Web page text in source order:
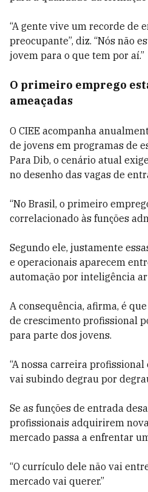
“A gente vive um recorde de
preocupante”, diz. “Nós não
jovem para o que tem por aí.”
O primeiro emprego
ameaçadas
O CIEE acompanha
de jovens em programas de
Para Dib, o cenário atual
no desenho das vagas de
“No Brasil, o primeiro
correlacionado às funções
Segundo ele, justamente
e operacionais aparecem
automação por inteligência
A consequência, afirma, é
de crescimento profissional
para parte dos jovens.
“A nossa carreira profissional
vai subindo degrau por
Se as funções de entrada
profissionais adquirirem
mercado passa a enfrentar
“O currículo dele não vai
mercado vai querer.”